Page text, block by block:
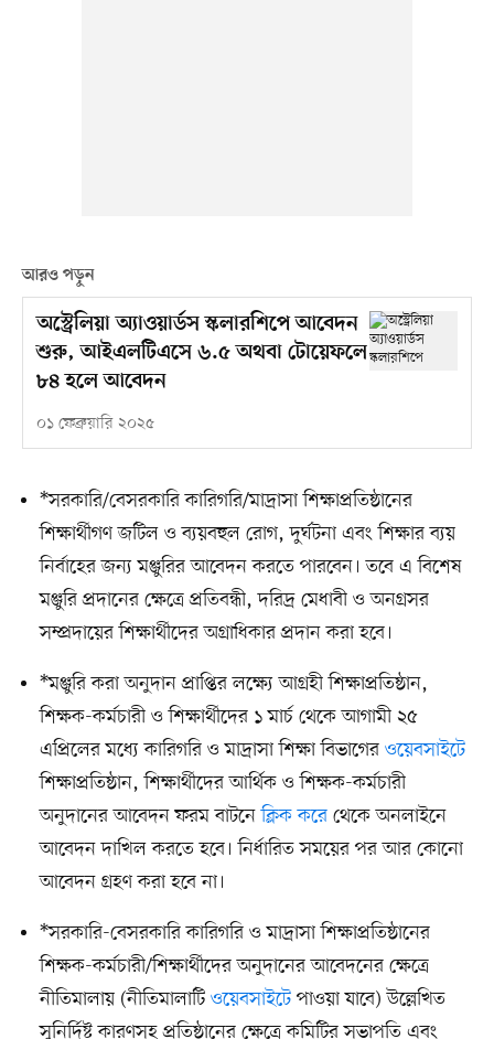
আরও পড়ুন
অস্ট্রেলিয়া অ্যাওয়ার্ডস স্কলারশিপে আবেদন
শুরু, আইএলটিএসে ৬.৫ অথবা টোয়েফলে
৮৪ হলে আবেদন
০১ ফেব্রুয়ারি ২০২৫
*সরকারি/বেসরকারি কারিগরি/মাদ্রাসা শিক্ষাপ্রতিষ্ঠানের
শিক্ষার্থীগণ জটিল ও ব্যয়বহুল রোগ, দুর্ঘটনা এবং শিক্ষার ব্যয়
নির্বাহের জন্য মঞ্জুরির আবেদন করতে পারবেন। তবে এ বিশেষ
মঞ্জুরি প্রদানের ক্ষেত্রে প্রতিবন্ধী, দরিদ্র মেধাবী ও অনগ্রসর
সম্প্রদায়ের শিক্ষার্থীদের অগ্রাধিকার প্রদান করা হবে।
*মঞ্জুরি করা অনুদান প্রাপ্তির লক্ষ্যে আগ্রহী শিক্ষাপ্রতিষ্ঠান,
শিক্ষক-কর্মচারী ও শিক্ষার্থীদের ১ মার্চ থেকে আগামী ২৫
এপ্রিলের মধ্যে কারিগরি ও মাদ্রাসা শিক্ষা বিভাগের ওয়েবসাইটে
শিক্ষাপ্রতিষ্ঠান, শিক্ষার্থীদের আর্থিক ও শিক্ষক-কর্মচারী
অনুদানের আবেদন ফরম বাটনেক্লিক করেথেকে অনলাইনে
আবেদন দাখিল করতে হবে। নির্ধারিত সময়ের পর আর কোনো
আবেদন গ্রহণ করা হবে না।
*সরকারি-বেসরকারি কারিগরি ও মাদ্রাসা শিক্ষাপ্রতিষ্ঠানের
শিক্ষক-কর্মচারী/শিক্ষার্থীদের অনুদানের আবেদনের ক্ষেত্রে
নীতিমালায় (নীতিমালাটি ওয়েবসাইটেপাওয়া যাবে) উল্লেখিত
সুনির্দিষ্ট কারণসহ প্রতিষ্ঠানের ক্ষেত্রে কমিটির সভাপতি এবং